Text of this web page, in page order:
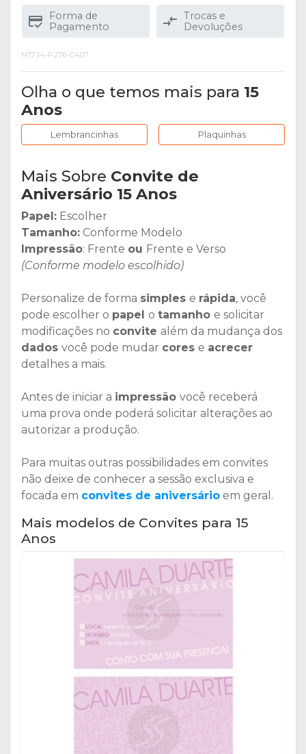
Forma de
Pagamento
Trocas e
Devoluções
M1734-P276-C407
Olha o que temos mais para 15
Anos
Lembrancinhas Plaquinhas
Mais Sobre Convite de
Aniversário 15 Anos
Papel: Escolher
Tamanho: Conforme Modelo
Impressão: Frente ou Frente e Verso
(Conforme modelo escolhido)
Personalize de forma simples e rápida, você
pode escolher o papel o tamanho e solicitar
modificações no convite além da mudança dos
dados você pode mudar cores e acrecer
detalhes a mais.
Antes de iniciar a impressão você receberá
uma prova onde poderá solicitar alterações ao
autorizar a produção.
Para muitas outras possibilidades em convites
não deixe de conhecer a sessão exclusiva e
focada em convites de aniversário em geral.
Mais modelos de Convites para 15
Anos